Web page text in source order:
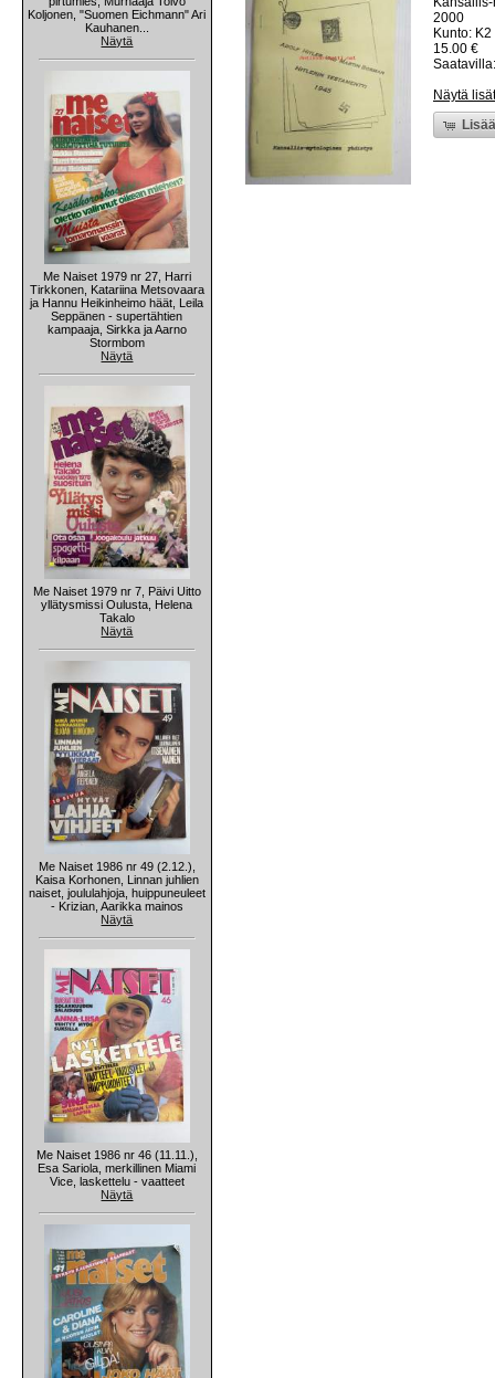
Koljonen, "Suomen Eichmann" Ari
Kauhanen...
Näytä
Me Naiset 1979 nr 27, Harri
Tirkkonen, Katariina Metsovaara
ja Hannu Heikinheimo häät, Leila
Seppänen - supertähtien
kampaaja, Sirkka ja Aarno
Stormbom
Näytä
Me Naiset 1979 nr 7, Päivi Uitto
yllätysmissi Oulusta, Helena
Takalo
Näytä
Me Naiset 1986 nr 49 (2.12.),
Kaisa Korhonen, Linnan juhlien
naiset, joululahjoja, huippuneuleet
- Krizian, Aarikka mainos
Näytä
Me Naiset 1986 nr 46 (11.11.),
Esa Sariola, merkillinen Miami
Vice, laskettelu - vaatteet
Näytä
2000
Kunto:
15.00 €
Näytä